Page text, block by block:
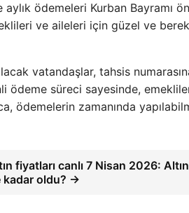
ödemeleri Kurban Bayramı
ve aileleri için güzel ve
vatandaşlar, tahsis
ödeme süreci sayesinde,
ödemelerin zamanında
fiyatları canlı 7 Nisan 2026:
kadar oldu? →